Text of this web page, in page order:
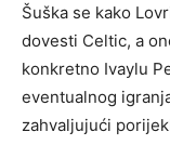
Šuška se kako
dovesti Celtic, a
konkretno Ivaylu
eventualnog
zahvaljujući